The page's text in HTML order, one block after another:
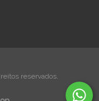
reservados.